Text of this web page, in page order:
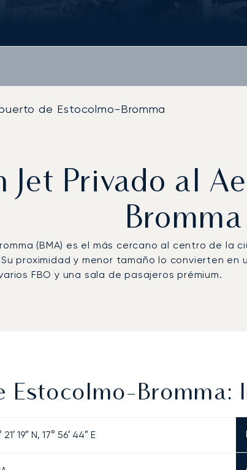
de Estocolmo-Bromma
Jet Privado al
(BMA) es el más cercano al centro de
proximidad y menor tamaño lo convierten
FBO y una sala de pasajeros prémium.
Estocolmo-Bromma:
21′ 19″ N, 17° 56′ 44″ E